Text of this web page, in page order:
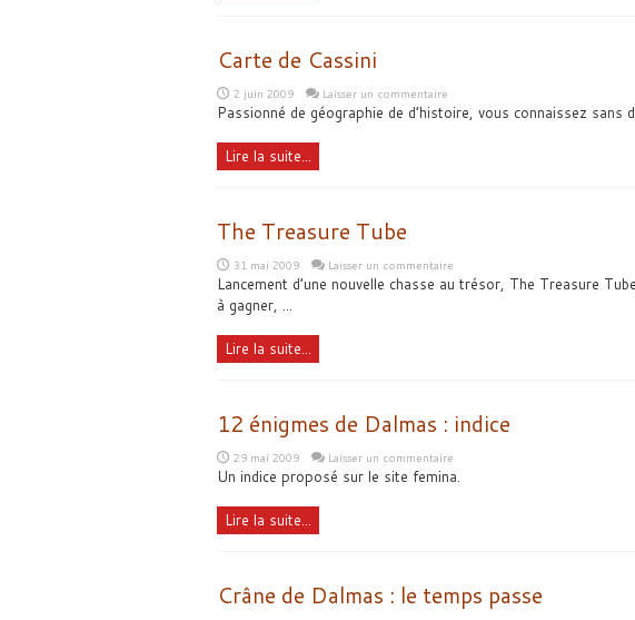
Carte de Cassini
2 juin 2009 Laisser un commentaire
Passionné de géographie de d’histoire, vous connaissez
Lire la suite...
The Treasure Tube
31 mai 2009 Laisser un commentaire
Lancement d’une nouvelle chasse au trésor, The Treasure
à gagner, ...
Lire la suite...
12 énigmes de Dalmas : indice
29 mai 2009 Laisser un commentaire
Un indice proposé sur le site femina.
Lire la suite...
Crâne de Dalmas : le temps passe